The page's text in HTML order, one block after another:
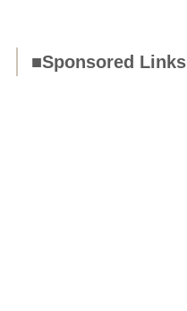
■Sponsored Links